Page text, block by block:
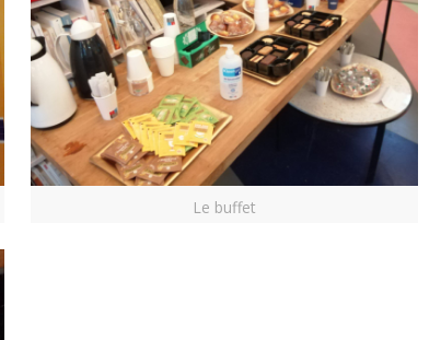
Le buffet